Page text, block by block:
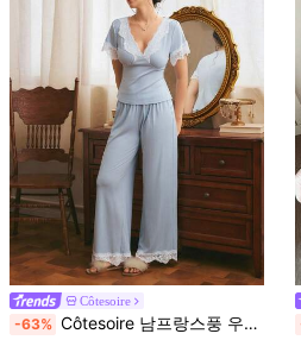
Côtesoire
-63% Côtesoire 남프랑스풍 우아한 캐주얼 컬러블록 레이스 패치워크 캐미솔 & 롱팬츠 여성 파자마 세트